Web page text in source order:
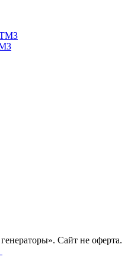
ТМЗ
Сайт не оферта.